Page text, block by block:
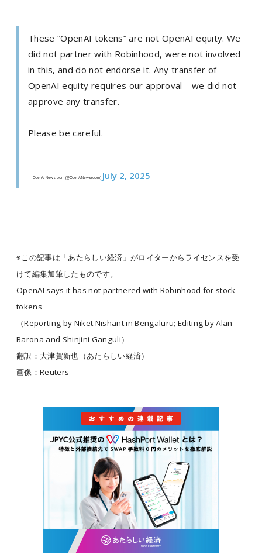
These “OpenAI tokens” are not OpenAI equity. We
did not partner with Robinhood, were not involved
in this, and do not endorse it. Any transfer of
OpenAI equity requires our approval—we did not
approve any transfer.
Please be careful.
— OpenAI Newsroom (@OpenAINewsroom) July 2, 2025
※この記事は「あたらしい経済」がロイターからライセンスを受
けて編集加筆したものです。
OpenAI says it has not partnered with Robinhood for stock
tokens
（Reporting by Niket Nishant in Bengaluru; Editing by Alan
Barona and Shinjini Ganguli）
翻訳：大津賀新也（あたらしい経済）
画像：Reuters